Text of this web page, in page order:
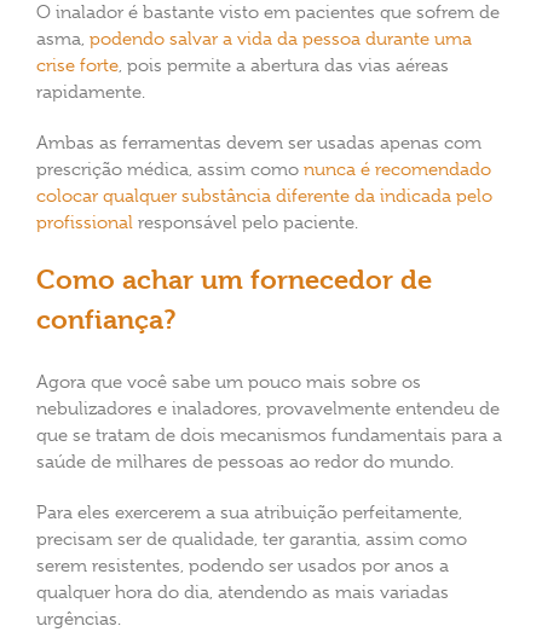
O inalador é bastante visto em pacientes que sofrem de
asma, podendo salvar a vida da pessoa durante uma
crise forte, pois permite a abertura das vias aéreas
rapidamente.
Ambas as ferramentas devem ser usadas apenas com
prescrição médica, assim como nunca é recomendado
colocar qualquer substância diferente da indicada pelo
profissional responsável pelo paciente.
Como achar um fornecedor de
confiança?
Agora que você sabe um pouco mais sobre os
nebulizadores e inaladores, provavelmente entendeu de
que se tratam de dois mecanismos fundamentais para a
saúde de milhares de pessoas ao redor do mundo.
Para eles exercerem a sua atribuição perfeitamente,
precisam ser de qualidade, ter garantia, assim como
serem resistentes, podendo ser usados por anos a
qualquer hora do dia, atendendo as mais variadas
urgências.